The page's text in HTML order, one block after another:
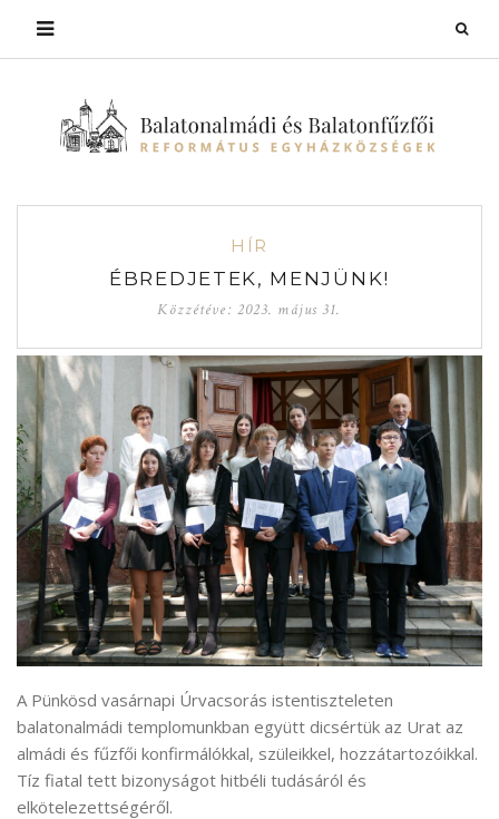
HÍR
ÉBREDJETEK, MENJÜNK!
Közzétéve: 2023. május 31.
A Pünkösd vasárnapi Úrvacsorás istentiszteleten
balatonalmádi templomunkban együtt dicsértük az Urat az
almádi és fűzfői konfirmálókkal, szüleikkel, hozzátartozóikkal.
Tíz fiatal tett bizonyságot hitbéli tudásáról és
elkötelezettségéről.